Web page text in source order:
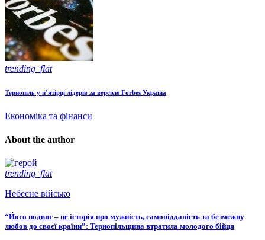
trending_flat
Тернопіль у п’ятірці лідерів за версією Forbes Україна
Економіка та фінанси
About the author
trending_flat
Небесне військо
“Його подвиг – це історія про мужність, самовідданість та безмежну
любов до своєї країни”: Тернопільщина втратила молодого бійця